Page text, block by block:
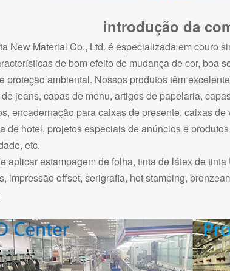
introdução da
New Material Co., Ltd. é especializada em couro
de bom efeito de mudança de cor, boa
proteção ambiental. Nossos produtos têm
jeans, capas de menu, artigos de papelaria,
encadernação para caixas de presente, caixas
de hotel, projetos especiais de anúncios e
etc.
aplicar estampagem de folha, tinta de látex de
impressão offset, serigrafia, hot stamping,